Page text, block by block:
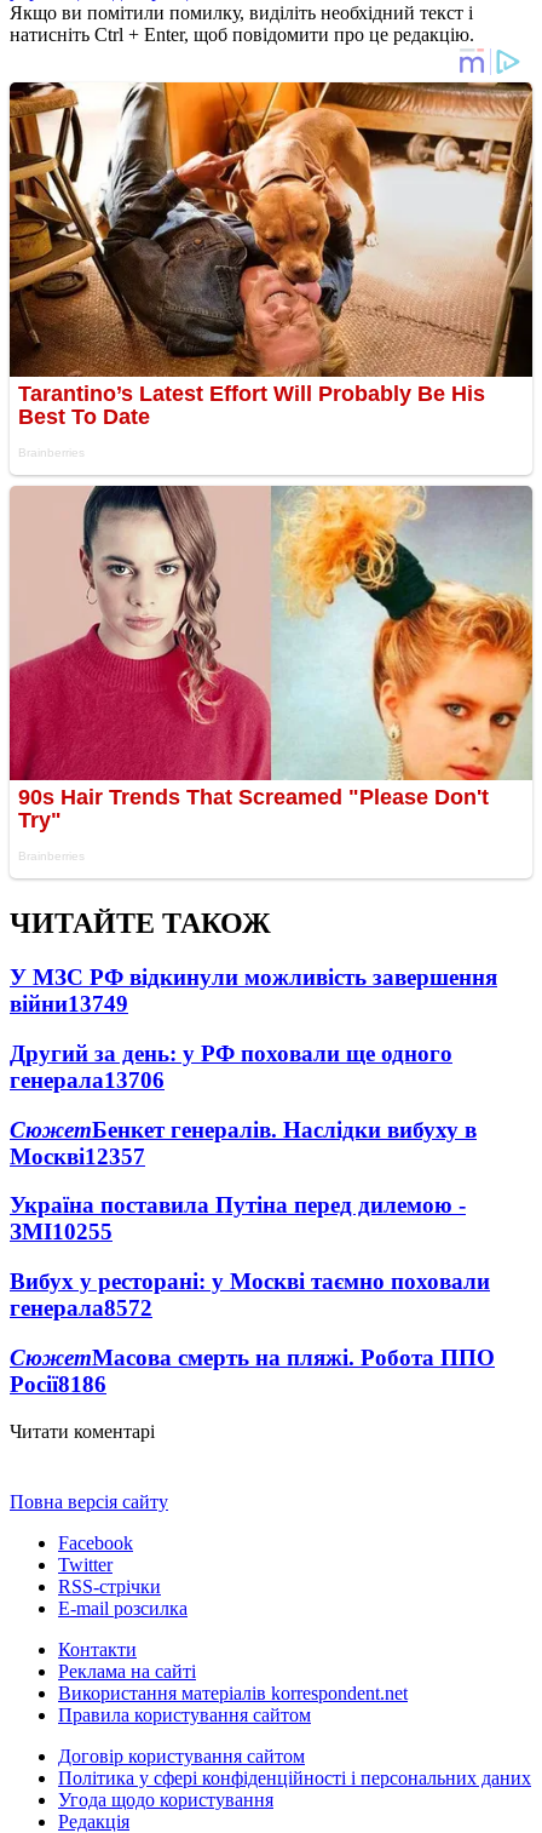
Якщо ви помітили помилку, виділіть необхідний текст і
натисніть Ctrl + Enter, щоб повідомити про це редакцію.
ЧИТАЙТЕ ТАКОЖ
У МЗС РФ відкинули можливість завершення
війни13749
Другий за день: у РФ поховали ще одного
генерала13706
СюжетБенкет генералів. Наслідки вибуху в
Москві12357
Україна поставила Путіна перед дилемою -
ЗМІ10255
Вибух у ресторані: у Москві таємно поховали
генерала8572
СюжетМасова смерть на пляжі. Робота ППО
Росії8186
Читати коментарі
Повна версія сайту
Facebook
Twitter
RSS-стрічки
E-mail розсилка
Контакти
Реклама на сайті
Використання матеріалів korrespondent.net
Правила користування сайтом
Договір користування сайтом
Політика у сфері конфіденційності і персональних даних
Угода щодо користування
Редакція